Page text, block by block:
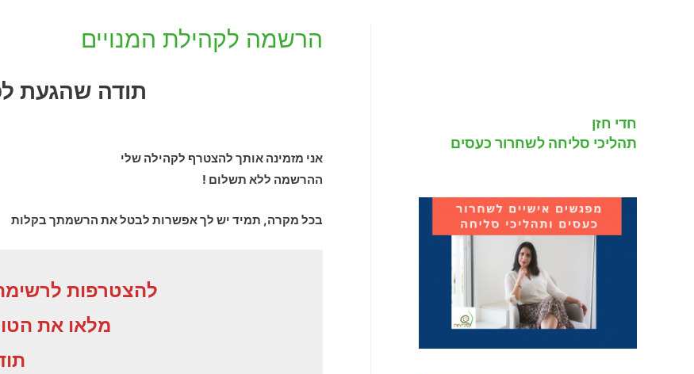
חדי חזן
תהליכי סליחה לשחרור כעסים
הרשמה לקהילת המנויים
תודה שהגעת
אני מזמינה אותך להצטרף לקהילה שלי
ההרשמה ללא תשלום !
בכל מקרה, תמיד יש לך אפשרות לבטל את הרשמתך בקלות
להצטרפות
מלאו את